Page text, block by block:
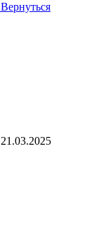
Вернуться
21.03.2025